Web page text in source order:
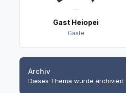
Gast Heiopei
Gäste
Archiv
Dieses Thema wurde